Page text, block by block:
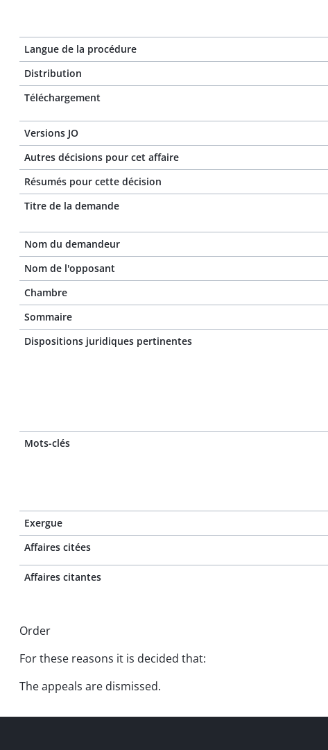
Langue de la procédure
Distribution
Téléchargement
Versions JO
Autres décisions pour cet affaire
Résumés pour cette décision
Titre de la demande
Nom du demandeur
Nom de l'opposant
Chambre
Sommaire
Dispositions juridiques pertinentes
Mots-clés
Exergue
Affaires citées
Affaires citantes
Order
For these reasons it is decided that:
The appeals are dismissed.